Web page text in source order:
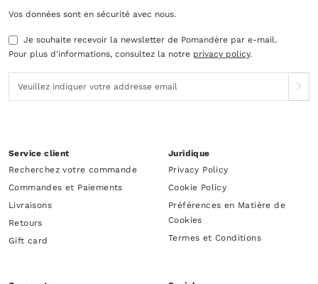
Vos données sont en sécurité avec nous.
Je souhaite recevoir la newsletter de Pomandère par e-mail.
Pour plus d'informations, consultez la notre privacy policy.
Service client
Recherchez votre commande
Commandes et Paiements
Livraisons
Retours
Gift card
Juridique
Privacy Policy
Cookie Policy
Préférences en Matière de
Cookies
Termes et Conditions